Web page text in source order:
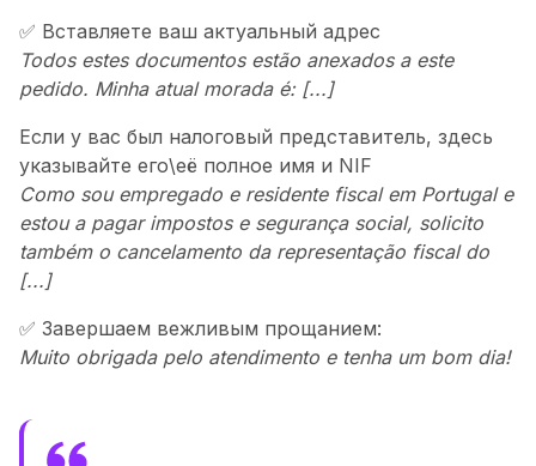
✅ Вставляете ваш актуальный адрес
Todos estes documentos estão anexados a este
pedido. Minha atual morada é: [...]
Если у вас был налоговый представитель, здесь
указывайте его\её полное имя и NIF
Como sou empregado e residente fiscal em Portugal e
estou a pagar impostos e segurança social, solicito
também o cancelamento da representação fiscal do
[...]
✅ Завершаем вежливым прощанием:
Muito obrigada pelo atendimento e tenha um bom dia!